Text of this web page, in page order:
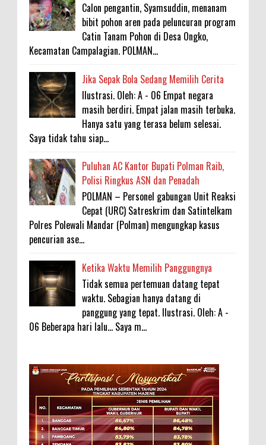
Calon pengantin, Syamsuddin, menanam
bibit pohon aren pada peluncuran program
Catin Tanam Pohon di Desa Ongko,
Kecamatan Campalagian. POLMAN...
Jika Sepak Bola Sedang Memilih Cerita
Ilustrasi. Oleh: A - 06 Empat negara
masih berdiri. Empat jalan masih terbuka.
Hanya satu yang terasa belum selesai.
Saya tidak tahu siap...
Puluhan AC Kantor Bupati Polman Raib,
Polisi Ringkus ASN dan Penadah
POLMAN – Personel gabungan Unit Reaksi
Cepat (URC) Satreskrim dan Satintelkam
Polres Polewali Mandar (Polman) mengungkap kasus
pencurian ase...
Ketika Waktu Memilih Panggungnya
Tidak semua pertemuan datang tepat
waktu. Sebagian hanya datang di
panggung yang tepat. Ilustrasi. Oleh: A -
06 Beberapa hari lalu... Saya m...